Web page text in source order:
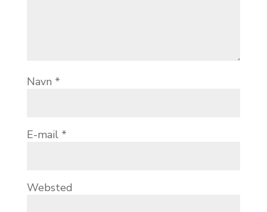
Navn *
E-mail *
Websted